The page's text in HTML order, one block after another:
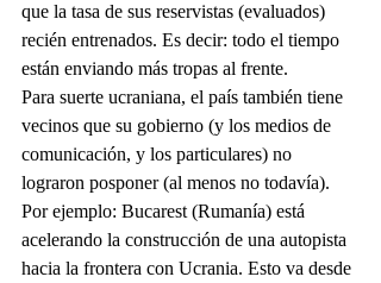
que la tasa de sus reservistas (evaluados)
recién entrenados. Es decir: todo el tiempo
están enviando más tropas al frente.
Para suerte ucraniana, el país también tiene
vecinos que su gobierno (y los medios de
comunicación, y los particulares) no
lograron posponer (al menos no todavía).
Por ejemplo: Bucarest (Rumanía) está
acelerando la construcción de una autopista
hacia la frontera con Ucrania. Esto va desde